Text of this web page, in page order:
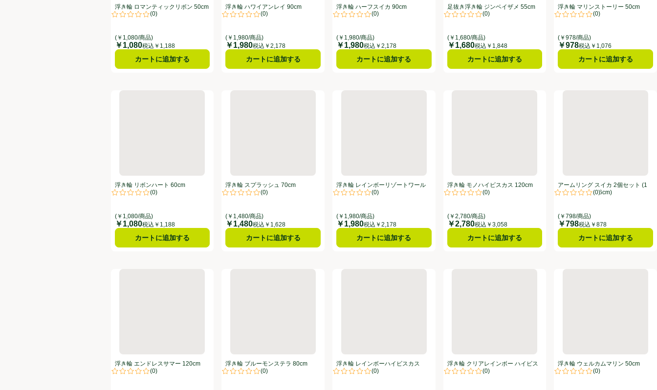
(0)
評価は0件のレビューで5点中0.0点。
浮き輪 ロマンティックリボン 50cm
(￥1,080/商品)
価格
￥1,080税込￥1,188
カートに追加する
(0)
評価は0件のレビューで5点中0.0点。
浮き輪 ハワイアンレイ 90cm
(￥1,980/商品)
価格
￥1,980税込￥2,178
カートに追加する
(0)
評価は0件のレビューで5点中0.0点。
浮き輪 ハーフスイカ 90cm
(￥1,980/商品)
価格
￥1,980税込￥2,178
カートに追加する
(0)
評価は0件のレビューで5点中0.0点。
足抜き浮き輪 ジンベイザメ 55cm
(￥1,680/商品)
価格
￥1,680税込￥1,848
カートに追加する
(0)
評価は0件のレビューで5点中0.0
浮き輪 マリンストーリー 50cm
(￥978/商品)
価格
￥978税込￥1,076
カートに追加する
浮き輪 リボンハート 60cm
(0)
評価は0件のレビューで5点中0.0点。
浮き輪 リボンハート 60cm
(￥1,080/商品)
価格
￥1,080税込￥1,188
カートに追加する
浮き輪 スプラッシュ 70cm
(0)
評価は0件のレビューで5点中0.0点。
浮き輪 スプラッシュ 70cm
(￥1,480/商品)
価格
￥1,480税込￥1,628
カートに追加する
浮き輪 レインボーリゾートワールド 90cm
(0)
評価は0件のレビューで5点中0.0点。
浮き輪 レインボーリゾートワール
ド 90cm
(￥1,980/商品)
価格
￥1,980税込￥2,178
カートに追加する
浮き輪 モノハイビスカス 120cm
(0)
評価は0件のレビューで5点中0.0点。
浮き輪 モノハイビスカス 120cm
(￥2,780/商品)
価格
￥2,780税込￥3,058
カートに追加する
アームリング スイカ 2個セッ
(0)
評価は0件のレビューで5点中0.0
アームリング スイカ 2個セット (1
個サイズ 24 x 16cm)
(￥798/商品)
価格
￥798税込￥878
カートに追加する
浮き輪 エンドレスサマー 120cm
(0)
評価は0件のレビューで5点中0.0点。
浮き輪 エンドレスサマー 120cm
浮き輪 ブルーモンステラ 80cm
(0)
評価は0件のレビューで5点中0.0点。
浮き輪 ブルーモンステラ 80cm
浮き輪 レインボーハイビスカス 70cm
(0)
評価は0件のレビューで5点中0.0点。
浮き輪 レインボーハイビスカス
70cm
浮き輪 クリアレインボー ハイビスカス 100cm
(0)
評価は0件のレビューで5点中0.0点。
浮き輪 クリアレインボー ハイビス
カス 100cm
浮き輪 ウェルカムマリン
(0)
評価は0件のレビューで5点中0.0
浮き輪 ウェルカムマリン 50cm